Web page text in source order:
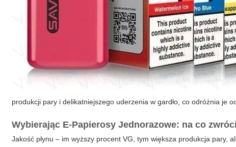
produkcji pary i delikatniejszego uderzenia w gardło, co odróżnia je
Wybierając E-Papierosy Jednorazowe: na co
Jakość płynu – im wyższy procent VG, tym większa produkcja pary,